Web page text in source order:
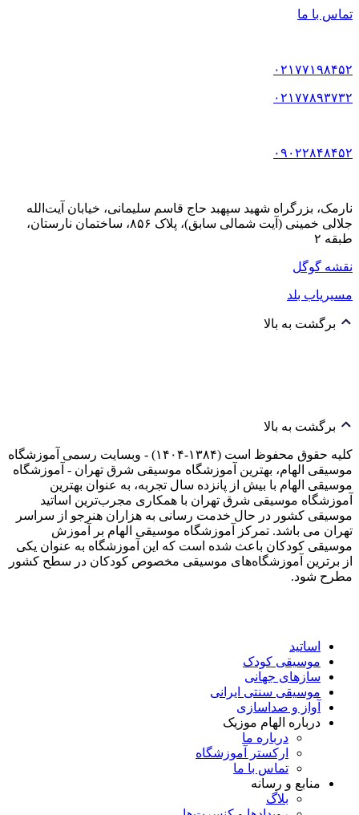
تماس با ما
۰۲۱۷۷۱۹۸۴۵۲
۰۲۱۷۷۸۹۳۷۳۲
۰۹۰۲۲۸۴۸۴۵۲
نارمک، بزرگراه شهید سپهبد حاج قاسم سلیمانی، خیابان آیت‌الله
جلالی خمینی (آیت شمالی سابق)، پلاک ۸۵۶، ساختمان نارستان،
طبقه ۲
نقشه گوگل
مسیریاب بلد
برگشت به بالا
برگشت به بالا
کلیه حقوق محفوظ است (۱۳۸۴-۱۴۰۴) - وبسایت رسمی آموزشگاه
موسیقی الهام، بهترین آموزشگاه موسیقی شرق تهران - آموزشگاه
موسیقی الهام با بیش از پانزده سال تجربه، به عنوان بهترین
آموزشگاه موسیقی شرق تهران با همکاری مجرب‌ترین اساتید
موسیقی کشور در حال خدمت رسانی به هزاران هنرجو از سراسر
تهران می باشد. تمرکز آموزشگاه موسیقی الهام بر آموزش
موسیقی کودکان باعث شده است که این آموزشگاه به عنوان یکی
از برترین آموزشگاه‌های موسیقی مخصوص کودکان در سطح کشور
مطرح شود.
اساتید
موسیقی کودک
سازهای جهانی
موسیقی سنتی ایرانی
آواز و صداسازی
درباره الهام موزیک
درباره ما
ارکستر آموزشگاه
تماس با ما
منابع و رسانه
بلاگ